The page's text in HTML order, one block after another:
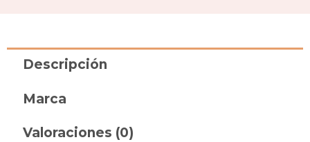
Descripción
Marca
Valoraciones (0)